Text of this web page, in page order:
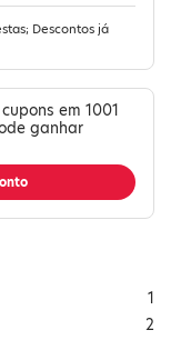
Descontos já
em 1001
ganhar
1
2